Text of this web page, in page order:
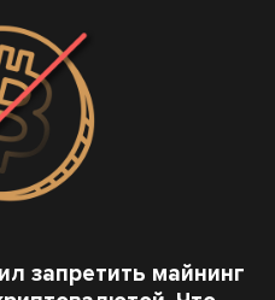
запретить майнинг